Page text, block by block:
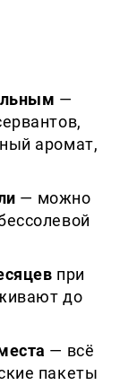
—
аромат,
— можно
при
до
— всё
пакеты